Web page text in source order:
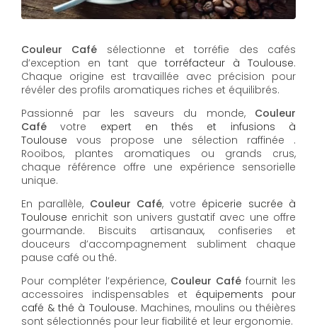
Couleur Café sélectionne et torréfie des cafés
d’exception en tant que torréfacteur à Toulouse.
Chaque origine est travaillée avec précision pour
révéler des profils aromatiques riches et équilibrés.
Passionné par les saveurs du monde, Couleur
Café votre expert en thés et infusions à
Toulouse vous propose une sélection raffinée .
Rooibos, plantes aromatiques ou grands crus,
chaque référence offre une expérience sensorielle
unique.
En parallèle, Couleur Café, votre épicerie sucrée à
Toulouse enrichit son univers gustatif avec une offre
gourmande. Biscuits artisanaux, confiseries et
douceurs d’accompagnement subliment chaque
pause café ou thé.
Pour compléter l’expérience, Couleur Café fournit les
accessoires indispensables et équipements pour
café & thé à Toulouse. Machines, moulins ou théières
sont sélectionnés pour leur fiabilité et leur ergonomie.